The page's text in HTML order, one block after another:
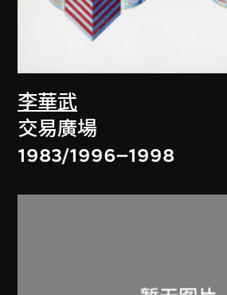
李華武
交易廣場
1983/1996–1998